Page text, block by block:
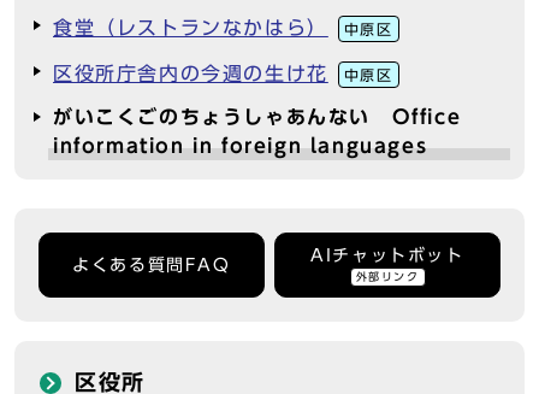
食堂（レストランなかはら） 中原区
区役所庁舎内の今週の生け花 中原区
がいこくごのちょうしゃあんない Office
information in foreign languages
よくある質問FAQ
AIチャットボット
外部リンク
区役所